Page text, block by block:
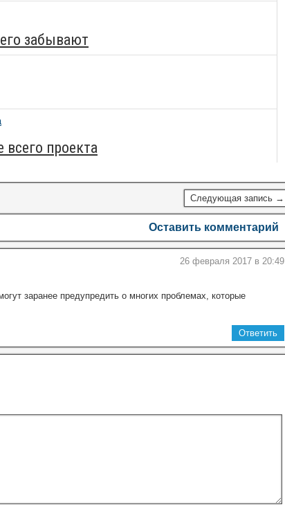
забывают
всего проекта
Следующая запись →
Оставить комментарий
26 февраля 2017 в 20:49
заранее предупредить о многих проблемах, которые
Ответить